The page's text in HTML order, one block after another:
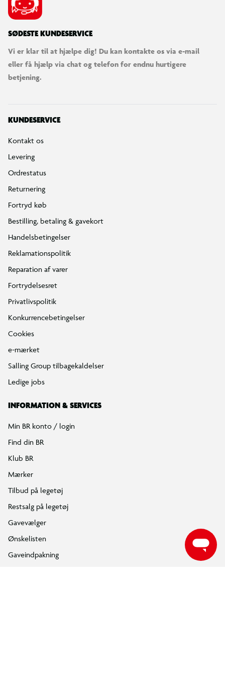
Handelsbetingelser
Fortrydelsesret
Privatlivspolitik
e-mærket
Salling Group tilbagekaldelser
Ledige jobs
Min BR konto / login
Find din BR
Klub BR
Mærker
Tilbud på legetøj
Restsalg på legetøj
Gavevælger
Ønskelisten
Gaveindpakning
Katalog
Events
Click&Collect
Gavekort
Om BR
Følg BR på Facebook
Følg BR på Instagram
Følg BR på Youtube
ÅBNINGSTIDER